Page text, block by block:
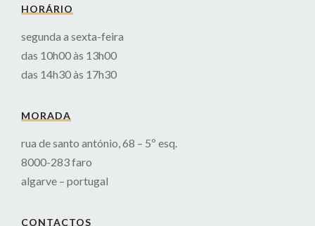
HORÁRIO
segunda a sexta-feira
das 10h00 às 13h00
das 14h30 às 17h30
MORADA
rua de santo antónio, 68 – 5º esq.
8000-283 faro
algarve – portugal
CONTACTOS